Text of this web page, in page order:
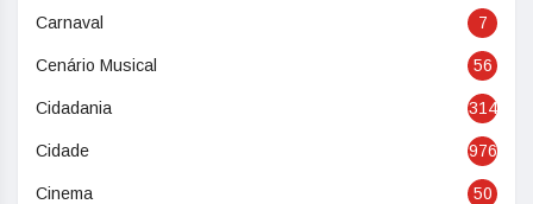
Carnaval 7
Cenário Musical 56
Cidadania 314
Cidade 976
Cinema 50